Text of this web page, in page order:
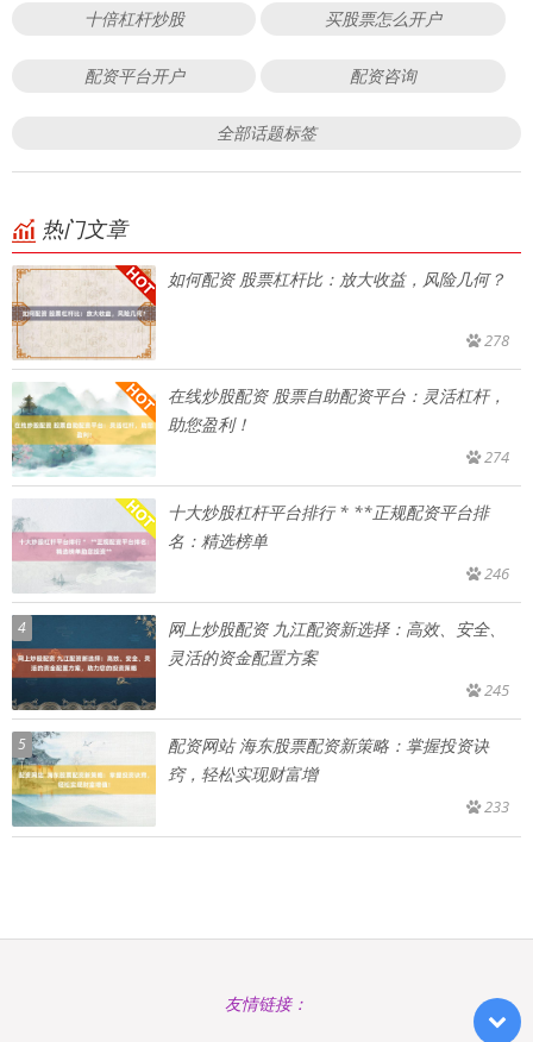
十倍杠杆炒股 买股票怎么开户
配资平台开户 配资咨询
全部话题标签
热门文章
如何配资 股票杠杆比：放大收益，风险几何？
278
在线炒股配资 股票自助配资平台：灵活杠杆，
助您盈利！
274
十大炒股杠杆平台排行 * **正规配资平台排
名：精选榜单
246
4
网上炒股配资 九江配资新选择：高效、安全、
灵活的资金配置方案
245
5
配资网站 海东股票配资新策略：掌握投资诀
窍，轻松实现财富增
233
友情链接：